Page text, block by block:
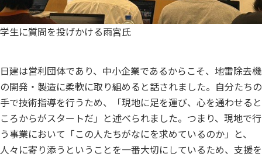
学生に質問を投げかける雨宮氏
日建は営利団体であり、中小企業であるからこそ、地雷除去機
の開発・製造に柔軟に取り組めると話されました。自分たちの
手で技術指導を行うため、「現地に足を運び、心を通わせると
ころからがスタートだ」と述べられました。つまり、現地で行
う事業において「この人たちがなにを求めているのか」と、
人々に寄り添うということを一番大切にしているため、支援を